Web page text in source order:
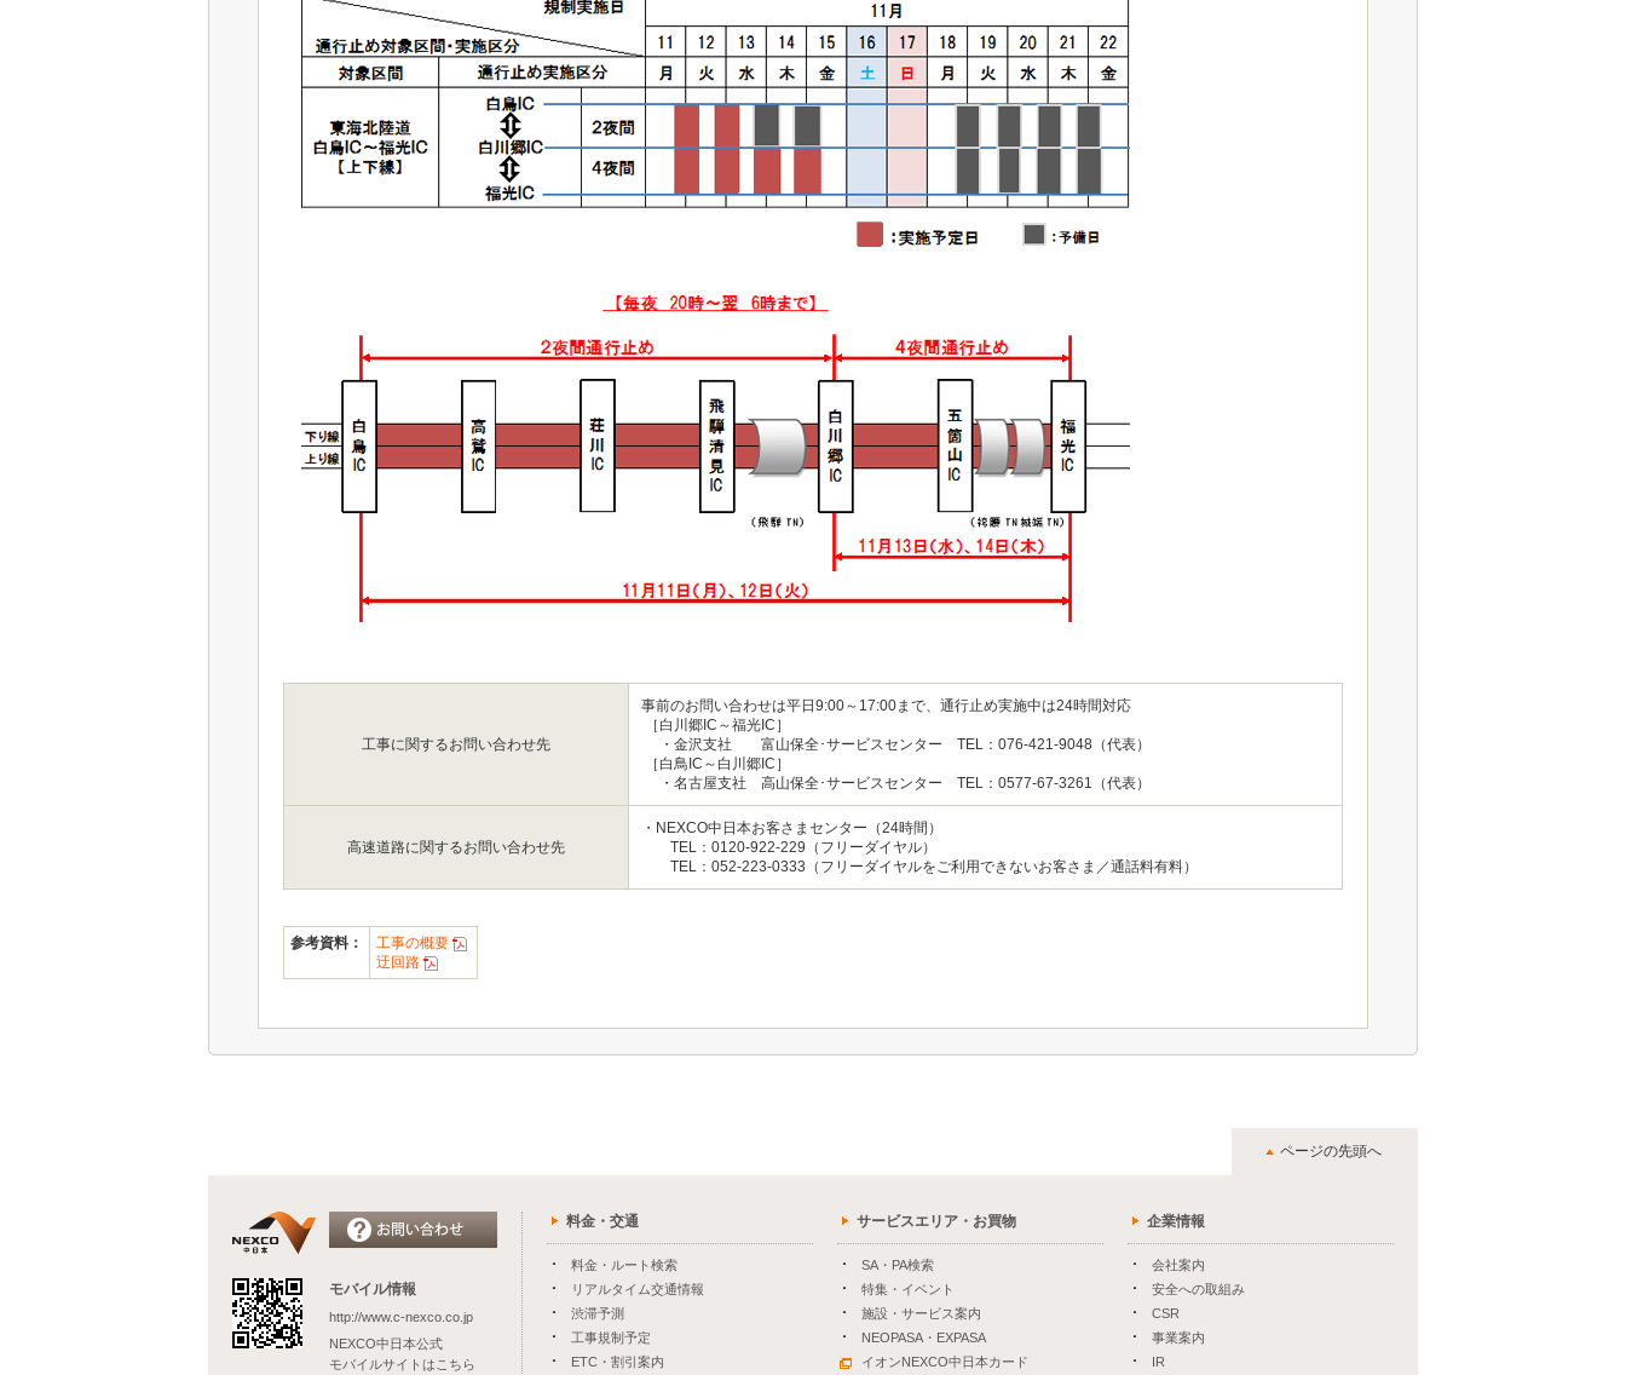
工事に関するお問い合わせ先
事前のお問い合わせは平日9:00～17:00まで、通行止め実施中は24時間対応
［白川郷IC～福光IC］
・金沢支社 富山保全･サービスセンター TEL：076-421-9048（代表）
［白鳥IC～白川郷IC］
・名古屋支社 高山保全･サービスセンター TEL：0577-67-3261（代表）
高速道路に関するお問い合わせ先
・NEXCO中日本お客さまセンター（24時間）
TEL：0120-922-229（フリーダイヤル）
TEL：052-223-0333（フリーダイヤルをご利用できないお客さま／通話料有料）
参考資料：
工事の概要
迂回路
ページの先頭へ
モバイル情報
http://www.c-nexco.co.jp
NEXCO中日本公式
モバイルサイトはこちら
料金・交通
料金・ルート検索
リアルタイム交通情報
渋滞予測
工事規制予定
ETC・割引案内
サービスエリア・お買物
SA・PA検索
特集・イベント
施設・サービス案内
NEOPASA・EXPASA
イオンNEXCO中日本カード
企業情報
会社案内
安全への取組み
CSR
事業案内
IR